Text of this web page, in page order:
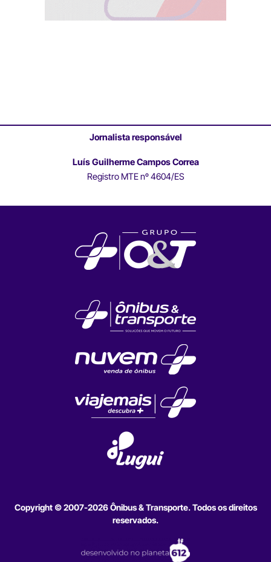
Jornalista responsável
Luís Guilherme Campos Correa
Registro MTE nº 4604/ES
Copyright © 2007-2026 Ônibus & Transporte. Todos os direitos
reservados.